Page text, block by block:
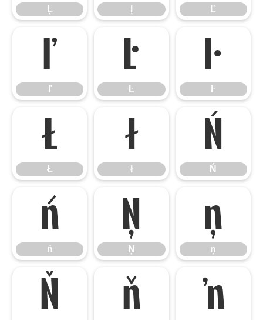
Ļ Ľ
ľ
ľ
Ŀ
Ŀ
ŀ
ŀ
Ł
Ł
ł
ł
Ń
Ń
ń
ń
Ņ
Ņ
ņ
ņ
Ň ň ŉ